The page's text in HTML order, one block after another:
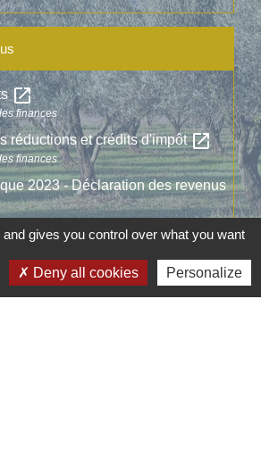
open_in_new
finances
réductions et crédits d'impôtopen_in_new
finances
2023 - Déclaration des revenus
Signaler une erreur sur cette page
gives you control over what you want
Deny all cookies Personalize